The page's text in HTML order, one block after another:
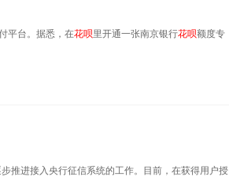
平台。据悉，在花呗里开通一张南京银行花呗额度专
推进接入央行征信系统的工作。目前，在获得用户授